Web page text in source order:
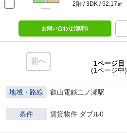
2階 / 3DK / 52.17㎡
お問い合わせ(無料)
前へ
1ページ目
(1ページ中)
地域・路線 叡山電鉄二ノ瀬駅
条件 賃貸物件 ダブル0